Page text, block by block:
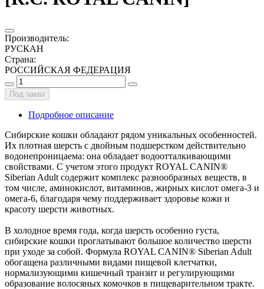
Производитель:
РУСКАН
Страна:
РОССИЙСКАЯ ФЕДЕРАЦИЯ
Под заказ
Подробное описание
Сибирские кошки обладают рядом уникальных особенностей.
Их плотная шерсть с двойным подшерстком действительно
водонепроницаема: она обладает водоотталкивающими
свойствами. С учетом этого продукт ROYAL CANIN®
Siberian Adult содержит комплекс разнообразных веществ, в
том числе, аминокислот, витаминов, жирных кислот омега-3 и
омега-6, благодаря чему поддерживает здоровье кожи и
красоту шерсти животных.
В холодное время года, когда шерсть особенно густа,
сибирские кошки проглатывают большое количество шерсти
при уходе за собой. Формула ROYAL CANIN® Siberian Adult
обогащена различными видами пищевой клетчатки,
нормализующими кишечный транзит и регулирующими
образование волосяных комочков в пищеварительном тракте.